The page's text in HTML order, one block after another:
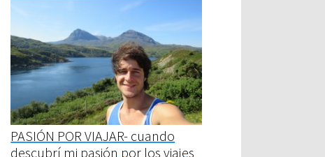
PASIÓN POR VIAJAR- cuando
descubrí mi pasión por los viajes